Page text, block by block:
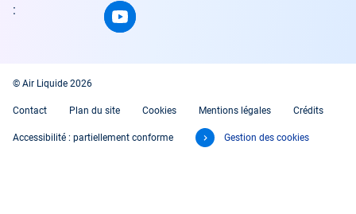
:
© Air Liquide 2026
Contact Plan du site Cookies Mentions légales Crédits
Accessibilité : partiellement conforme Gestion des cookies